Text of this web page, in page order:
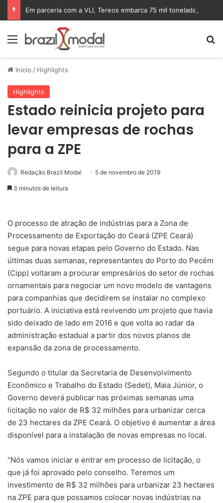
Menu
Início / Highlights
Highlights
Estado reinicia projeto para
levar empresas de rochas
para a ZPE
Redação Brazil Modal 5 de novembro de 2019
3 minutos de leitura
O processo de atração de indústrias para a Zona de
Processamento de Exportação do Ceará (ZPE Ceará)
segue para novas etapas pelo Governo do Estado. Nas
últimas duas semanas, representantes do Porto do Pecém
(Cipp) voltaram a procurar empresários do setor de rochas
ornamentais para negociar um novo modelo de vantagens
para companhias que decidirem se instalar no complexo
portuário. A iniciativa está revivendo um projeto que havia
sido deixado de lado em 2016 e que volta ao radar da
administração estadual a partir dos novos planos de
expansão da zona de processamento.
Segundo o titular da Secretaria de Desenvolvimento
Econômico e Trabalho do Estado (Sedet), Maia Júnior, o
Governo deverá publicar nas próximas semanas uma
licitação no valor de R$ 32 milhões para urbanizar cerca
de 23 hectares da ZPE Ceará. O objetivo é aumentar a área
disponível para a instalação de novas empresas no local.
“Nós vamos iniciar e entrar em processo de licitação, o
que já foi aprovado pelo conselho. Teremos um
investimento de R$ 32 milhões para urbanizar 23 hectares
na ZPE para que possamos colocar novas indústrias na